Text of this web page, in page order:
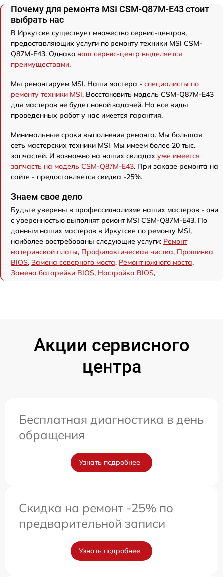
Почему для ремонта MSI CSM-Q87M-E43 стоит
выбрать нас
В Иркутске существует множество сервис-центров,
предоставляющих услуги по ремонту техники MSI CSM-
Q87M-E43. Однако наш сервис-центр выделяется
преимуществами.
Мы ремонтируем MSI. Наши мастера - специалисты по
ремонту техники MSI. Восстановить модель CSM-Q87M-E43
для мастеров не будет новой задачей. На все виды
проведенных работ у нас имеется гарантия.
Минимальные сроки выполнения ремонта. Мы большая
сеть мастерских техники MSI. Мы имеем более 20 тыс.
запчастей. И возможно на наших складах уже имеется
запчасть на модель CSM-Q87M-E43. При заказе ремонта на
сайте - предоставляется скидка -25%.
Знаем свое дело
Будьте уверены в профессионализме наших мастеров - они
с уверенностью выполнят ремонт MSI CSM-Q87M-E43. По
данным наших мастеров в Иркутске по ремонту MSI,
наиболее востребованы следующие услуги: Ремонт
материнской платы, Профилактическая чистка, Прошивка
BIOS, Замена северного моста, Ремонт южного моста,
Замена батарейки BIOS, Настройка BIOS,
Акции сервисного
центра
Бесплатная диагностика в день
обращения
Узнать подробнее
Скидка на ремонт -25% по
предварительной записи
Узнать подробнее